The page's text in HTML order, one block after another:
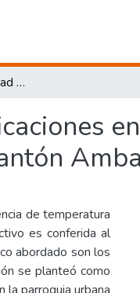
Impacto de la materialidad de las cubiertas de edificaciones en la isla de calor urbana en la parroquia urbana de la Matriz, cantón Ambato.
de temperatura
es conferida al
abordado son los
se planteó como